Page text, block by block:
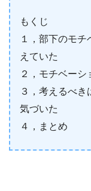
もくじ
１，部下のモ
えていた
２，モチベー
３，考えるべ
気づいた
４，まとめ